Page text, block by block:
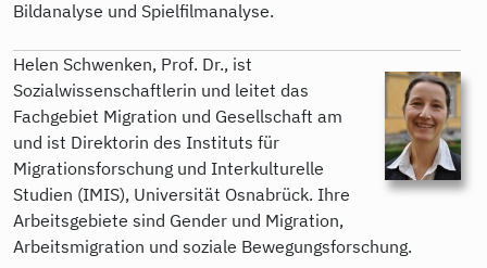
Bildanalyse und Spielfilmanalyse.
Helen Schwenken, Prof. Dr., ist
Sozialwissenschaftlerin und leitet das
Fachgebiet Migration und Gesellschaft am
und ist Direktorin des Instituts für
Migrationsforschung und Interkulturelle
Studien (IMIS), Universität Osnabrück. Ihre
Arbeitsgebiete sind Gender und Migration,
Arbeitsmigration und soziale Bewegungsforschung.